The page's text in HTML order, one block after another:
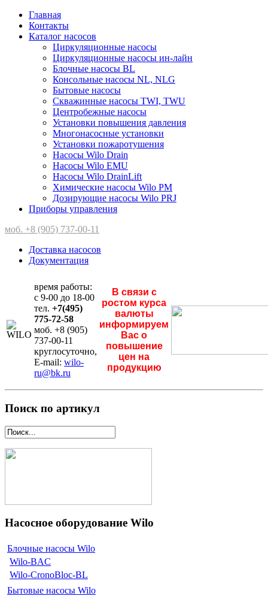
Главная
Контакты
Каталог насосов
Циркуляционные насосы
Циркуляционные насосы ин-лайн
Блочные насосы BL
Консольные насосы NL, NLG
Бытовые насосы
Скважинные насосы TWI, TWU
Центробежные насосы
Установки повышения давления
Многонасосные установки
Установки пожаротушения
Насосы Wilo Drain
Насосы Wilo EMU
Насосы Wilo DrainLift
Химические насосы Wilo PM
Дозирующие насосы Wilo PRJ
Приборы управления
моб. +8 (905) 737-00-11
Доставка насосов
Документация
время работы:
с 9-00 до 18-00
тел. +7(495)
775-72-58
моб. +8 (905)
737-00-11
круглосуточно,
E-mail: wilo-
ru@bk.ru
В связи с
ростом курса
валюты
информируем
Вас о
повышение
цен на
продукцию
Поиск по артикул
Насосное оборудование Wilo
Блочные насосы Wilo
Wilo-BAC
Wilo-CronoBloc-BL
Бытовые насосы Wilo